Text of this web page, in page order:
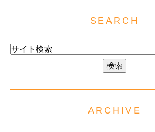
SEARCH
ARCHIVE